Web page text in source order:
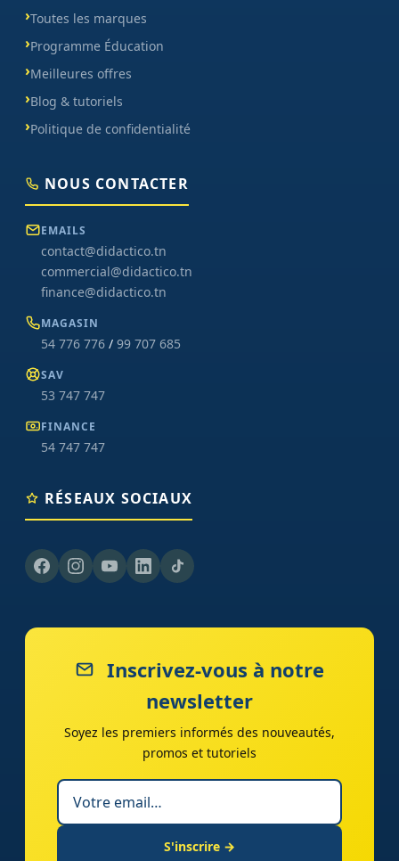
Toutes les marques
Programme Éducation
Meilleures offres
Blog & tutoriels
Politique de confidentialité
NOUS CONTACTER
EMAILS
contact@didactico.tn
commercial@didactico.tn
finance@didactico.tn
MAGASIN
54 776 776 / 99 707 685
SAV
53 747 747
FINANCE
54 747 747
RÉSEAUX SOCIAUX
Inscrivez-vous à notre
newsletter
Soyez les premiers informés des nouveautés,
promos et tutoriels
S'inscrire →